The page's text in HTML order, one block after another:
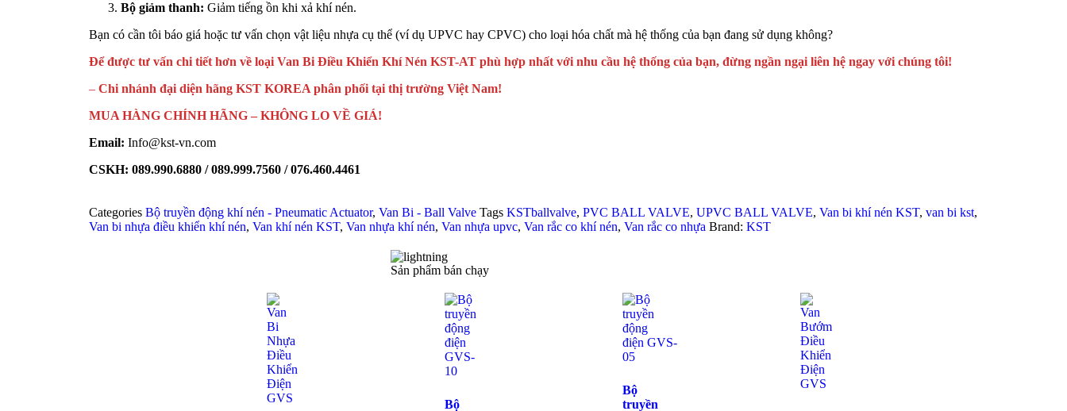
Bộ giảm thanh: Giảm tiếng ồn khi xả khí nén.
Bạn có cần tôi báo giá hoặc tư vấn chọn vật liệu nhựa cụ thể (ví dụ UPVC hay CPVC) cho loại hóa chất mà hệ thống của bạn đang sử dụng không?
Để được tư vấn chi tiết hơn về loại Van Bi Điều Khiển Khí Nén KST-AT phù hợp nhất với nhu cầu hệ thống của bạn, đừng ngần ngại liên hệ ngay với chúng tôi!
– Chi nhánh đại diện hãng KST KOREA phân phối tại thị trường Việt Nam!
MUA HÀNG CHÍNH HÃNG – KHÔNG LO VỀ GIÁ!
Email: Info@kst-vn.com
CSKH: 089.990.6880 / 089.999.7560 / 076.460.4461
Categories Bộ truyền động khí nén - Pneumatic Actuator, Van Bi - Ball Valve Tags KSTballvalve, PVC BALL VALVE, UPVC BALL VALVE, Van bi khí nén KST, van bi kst,
Van bi nhựa điều khiển khí nén, Van khí nén KST, Van nhựa khí nén, Van nhựa upvc, Van rắc co khí nén, Van rắc co nhựa Brand: KST
Sản phẩm bán chạy
Bộ
Bộ
truyền